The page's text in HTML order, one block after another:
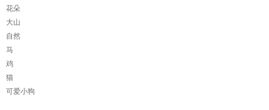
花朵
大山
自然
马
鸡
猫
可爱小狗